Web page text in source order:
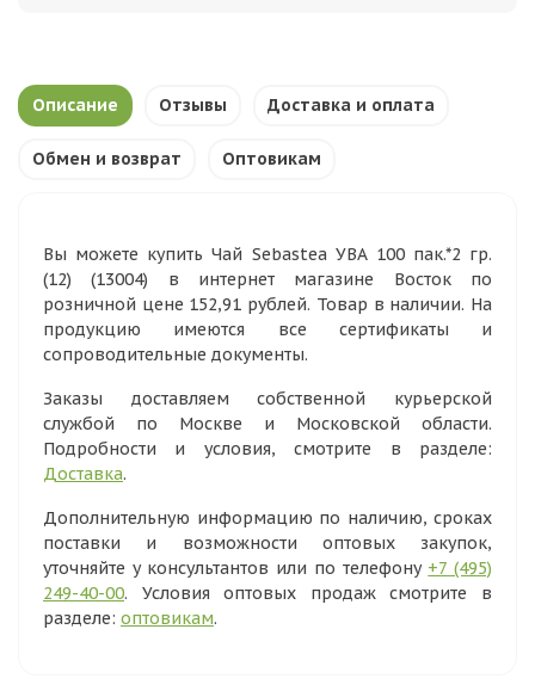
Описание Отзывы Доставка и оплата
Обмен и возврат Оптовикам
Вы можете купить Чай Sebastea УВА 100 пак.*2 гр.
(12) (13004) в интернет магазине Восток по
розничной цене 152,91 рублей. Товар в наличии. На
продукцию имеются все сертификаты и
сопроводительные документы.
Заказы доставляем собственной курьерской
службой по Москве и Московской области.
Подробности и условия, смотрите в разделе:
Доставка.
Дополнительную информацию по наличию, сроках
поставки и возможности оптовых закупок,
уточняйте у консультантов или по телефону +7 (495)
249-40-00. Условия оптовых продаж смотрите в
разделе: оптовикам.